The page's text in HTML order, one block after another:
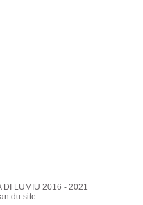
DI LUMIU 2016 - 2021
du site